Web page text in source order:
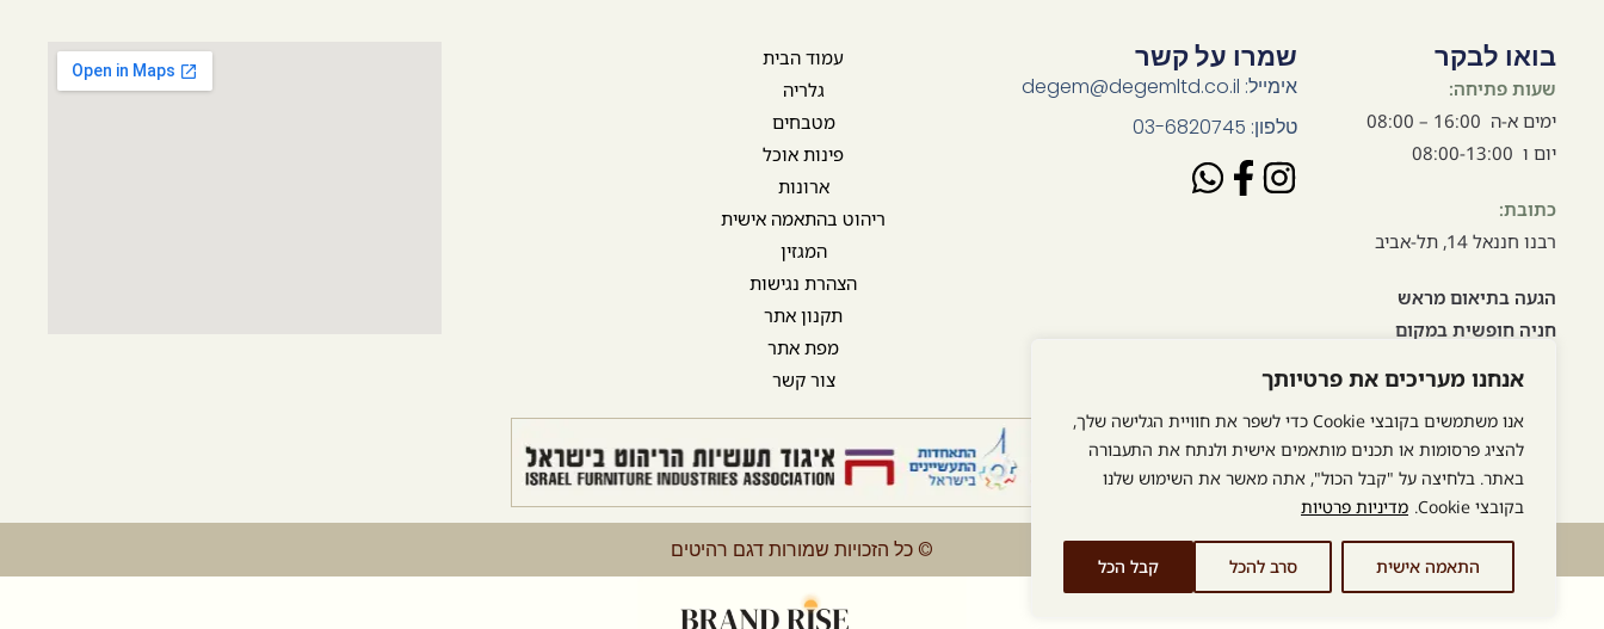
אנחנו מעריכים את פרטיותך
אנו משתמשים בקובצי Cookie כדי לשפר את חוויית הגלישה שלך,
להציג פרסומות או תכנים מותאמים אישית ולנתח את התעבורה
באתר. בלחיצה על "קבל הכול", אתה מאשר את השימוש שלנו
בקובצי Cookie.
מדיניות פרטיות
התאמה אישית סרב להכל קבל הכל
בואו לבקר
שעות פתיחה:
ימים א-ה 16:00 – 08:00
יום ו 08:00-13:00
כתובת:
רבנו חננאל 14, תל-אביב
הגעה בתיאום מראש
חניה חופשית במקום
שמרו על קשר
אימייל: degem@degemltd.co.il
טלפון: 03-6820745
עמוד הבית
גלריה
מטבחים
פינות אוכל
ארונות
ריהוט בהתאמה אישית
המגזין
הצהרת נגישות
תקנון אתר
מפת אתר
צור קשר
© כל הזכויות שמורות דגם רהיטים